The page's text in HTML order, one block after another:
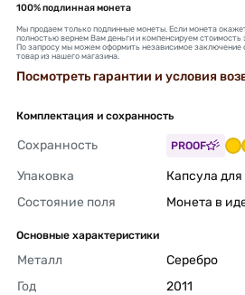
100% подлинная монета
Мы продаем только подлинные монеты. Если монета
полностью вернем Вам деньги и компенсируем стоимость
По запросу мы можем оформить независимое заключение
товар из нашего магазина.
Посмотреть гарантии и условия
Комплектация и сохранность
Сохранность PROOF
Упаковка
Капсула
Состояние поля
Монета в
Основные характеристики
Металл
Серебро
Год
2011